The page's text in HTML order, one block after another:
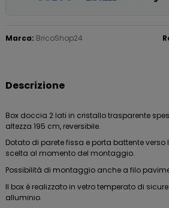
Marca: BricoShop24
Descrizione
Box doccia 2 lati in cristallo trasparente
altezza 195 cm, reversibile.
Dotato di parete fissa e porta battente verso
scelta al momento del montaggio.
Possibilità di montaggio anche a filo
Il box è realizzato in vetro temperato di
alluminio.